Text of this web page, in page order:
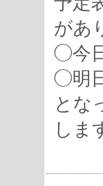
があ
◯今
◯明
とな
しま